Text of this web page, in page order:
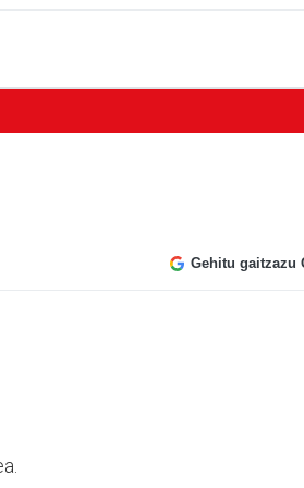
Gehitu gaitzazu